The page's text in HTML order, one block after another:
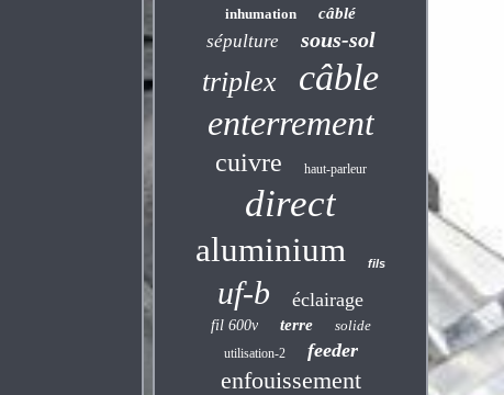
inhumation câblé
sépulture sous-sol
triplex câble
enterrement
cuivre haut-parleur
direct
aluminium fils
uf-b éclairage
fil 600v terre solide
utilisation-2 feeder
enfouissement